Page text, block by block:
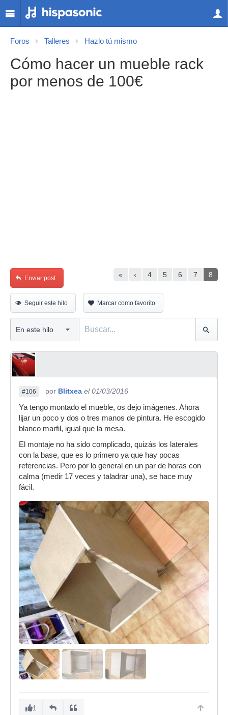
Foros Talleres Hazlo tú mismo
Cómo hacer un mueble rack
por menos de 100€
« ‹ 4 5 6 7 8
Enviar post
Seguir este hilo Marcar como favorito
#106 por Blitxea el 01/03/2016
Ya tengo montado el mueble, os dejo imágenes. Ahora
lijar un poco y dos o tres manos de pintura. He escogido
blanco marfil, igual que la mesa.
El montaje no ha sido complicado, quizás los laterales
con la base, que es lo primero ya que hay pocas
referencias. Pero por lo general en un par de horas con
calma (medir 17 veces y taladrar una), se hace muy
fácil.
1